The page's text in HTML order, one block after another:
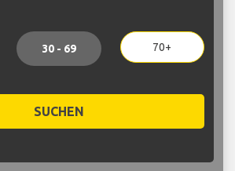
30 - 69 70+
SUCHEN